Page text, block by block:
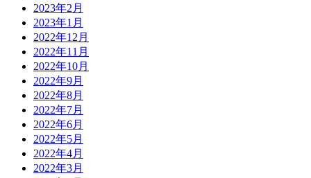
2023年2月
2023年1月
2022年12月
2022年11月
2022年10月
2022年9月
2022年8月
2022年7月
2022年6月
2022年5月
2022年4月
2022年3月